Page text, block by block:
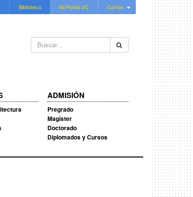
Biblioteca Mi Portal UC Correo
Buscar...
ADMISIÓN
Pregrado
Magíster
Doctorado
Diplomados y Cursos